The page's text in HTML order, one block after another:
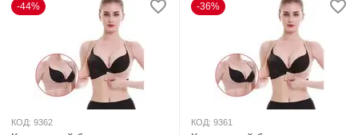
-44%
КОД: 9362
-36%
КОД: 9361